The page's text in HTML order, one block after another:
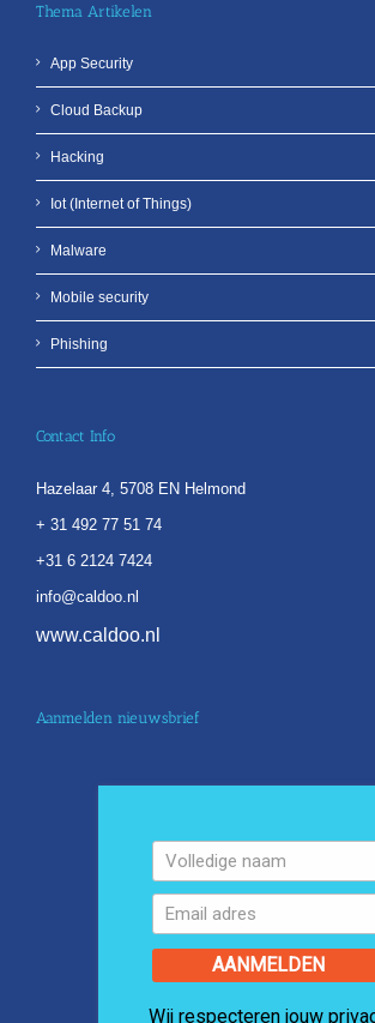
Thema Artikelen
App Security
Cloud Backup
Hacking
Iot (Internet of Things)
Malware
Mobile security
Phishing
Contact Info
Hazelaar 4, 5708 EN Helmond
+ 31 492 77 51 74
+31 6 2124 7424
info@caldoo.nl
www.caldoo.nl
Aanmelden nieuwsbrief
AANMELDEN
Wij respecteren jouw